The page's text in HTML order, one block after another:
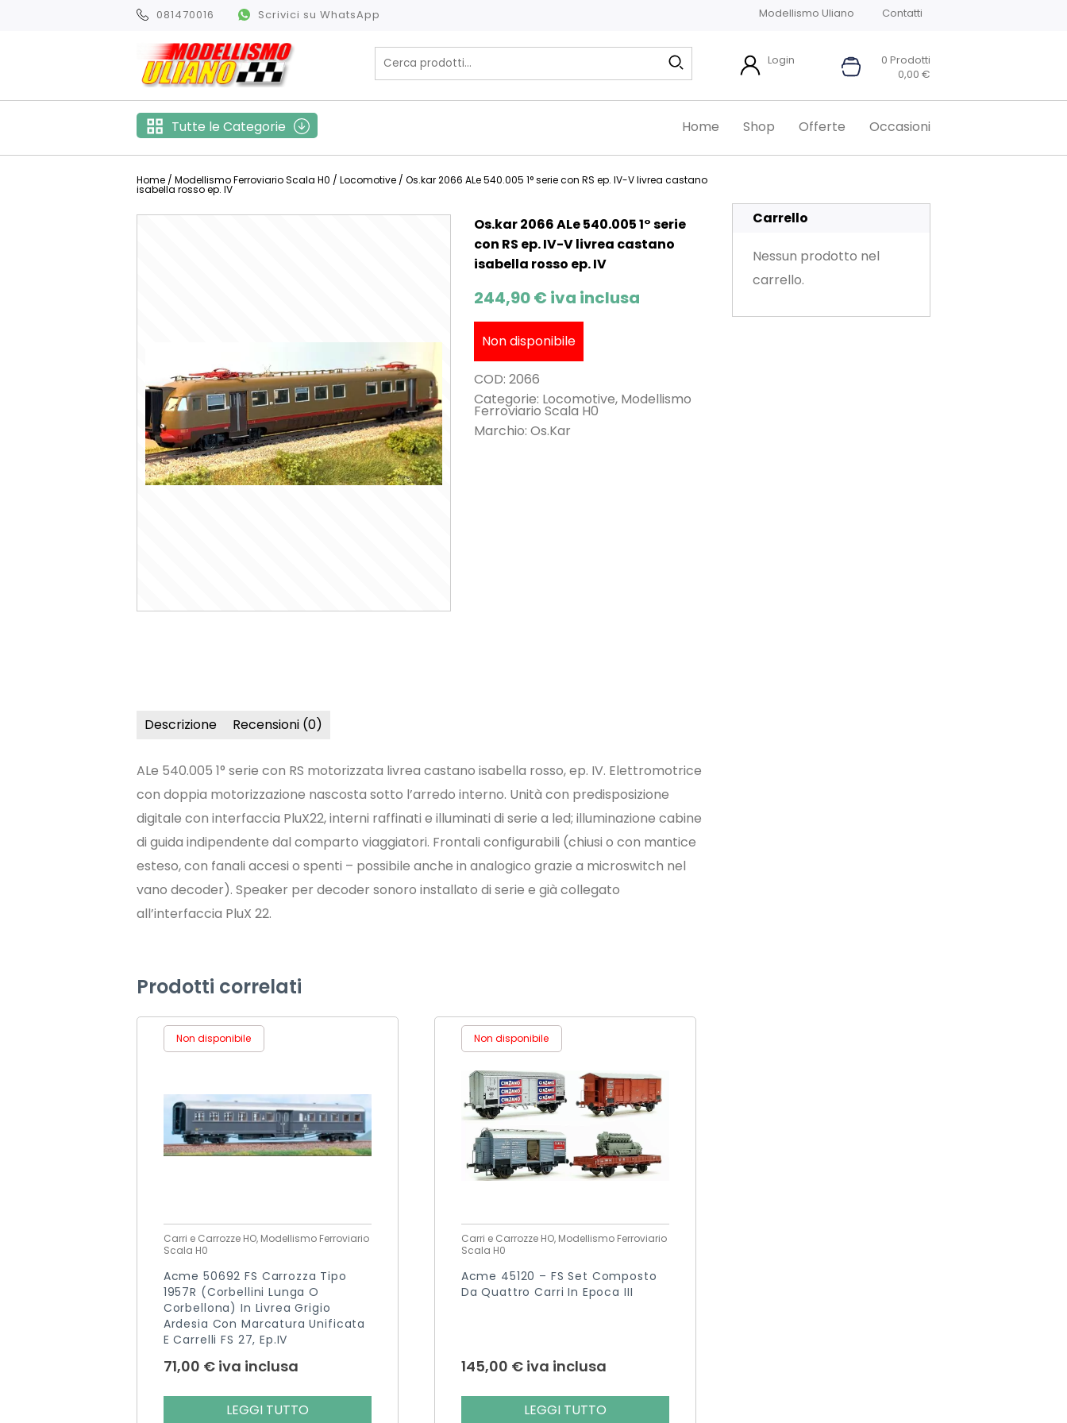
081470016 Scrivici su WhatsApp Modellismo Uliano Contatti
0 Prodotti
0,00 €
Login
Tutte le Categorie Home Shop Offerte Occasioni
Home / Modellismo Ferroviario Scala H0 / Locomotive / Os.kar 2066 ALe 540.005 1° serie con RS ep. IV-V livrea castano
isabella rosso ep. IV
Os.kar 2066 ALe 540.005 1° serie
con RS ep. IV-V livrea castano
isabella rosso ep. IV
244,90€ iva inclusa
Non disponibile
COD: 2066
Categorie: Locomotive, Modellismo
Ferroviario Scala H0
Marchio: Os.Kar
Descrizione Recensioni (0)
ALe 540.005 1° serie con RS motorizzata livrea castano isabella rosso, ep. IV. Elettromotrice
con doppia motorizzazione nascosta sotto l’arredo interno. Unità con predisposizione
digitale con interfaccia PluX22, interni raffinati e illuminati di serie a led; illuminazione cabine
di guida indipendente dal comparto viaggiatori. Frontali configurabili (chiusi o con mantice
esteso, con fanali accesi o spenti – possibile anche in analogico grazie a microswitch nel
vano decoder). Speaker per decoder sonoro installato di serie e già collegato
all’interfaccia PluX 22.
Prodotti correlati
Non disponibile
Carri e Carrozze HO, Modellismo Ferroviario
Scala H0
Acme 50692 FS Carrozza Tipo
1957R (Corbellini Lunga O
Corbellona) In Livrea Grigio
Ardesia Con Marcatura Unificata
E Carrelli FS 27, Ep.IV
71,00 € iva inclusa
LEGGI TUTTO
Non disponibile
Carri e Carrozze HO, Modellismo Ferroviario
Scala H0
Acme 45120 – FS Set Composto
Da Quattro Carri In Epoca III
145,00 € iva inclusa
LEGGI TUTTO
Carrello
Nessun prodotto nel
carrello.